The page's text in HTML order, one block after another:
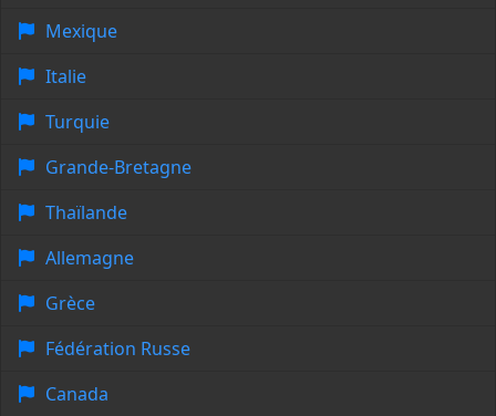
Mexique
Italie
Turquie
Grande-Bretagne
Thaïlande
Allemagne
Grèce
Fédération Russe
Canada